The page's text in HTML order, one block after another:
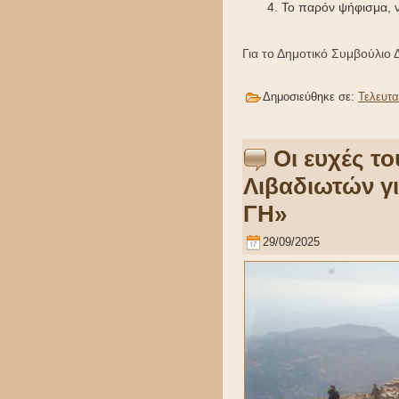
Το παρόν ψήφισμα,
Για το Δημοτικό
Δημοσιεύθηκε σε:
Οι ευχές
Λιβαδιωτών
ΓΗ»
29/09/2025